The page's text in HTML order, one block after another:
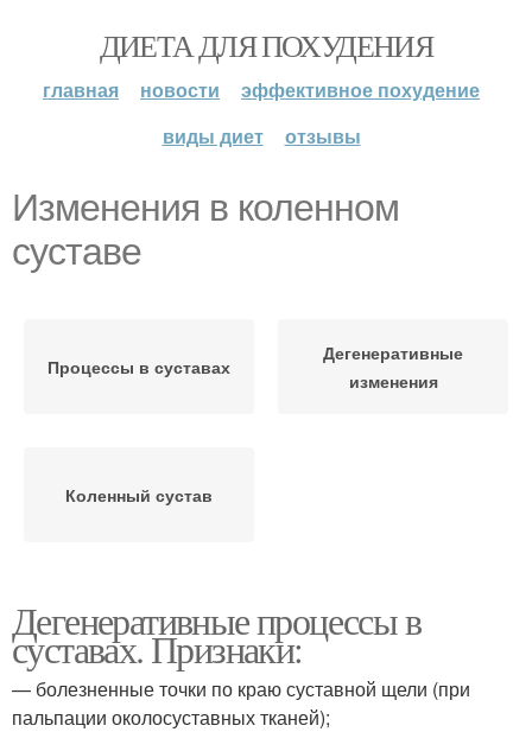
ДИЕТА ДЛЯ ПОХУДЕНИЯ
главная новости
эффективное похудение
виды диет
отзывы
Изменения в коленном
суставе
Процессы в суставах
Дегенеративные
изменения
Коленный сустав
Дегенеративные процессы в
суставах. Признаки:
— болезненные точки по краю суставной щели (при
пальпации околосуставных тканей);